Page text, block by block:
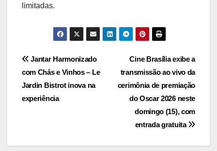
limitadas.
Navegação
de
Post
Cine Brasília exibe a
transmissão ao vivo da
cerimônia de premiação
do Oscar 2026 neste
domingo (15), com
entrada gratuita
Jantar Harmonizado
com Chás e Vinhos – Le
Jardin Bistrot inova na
experiência